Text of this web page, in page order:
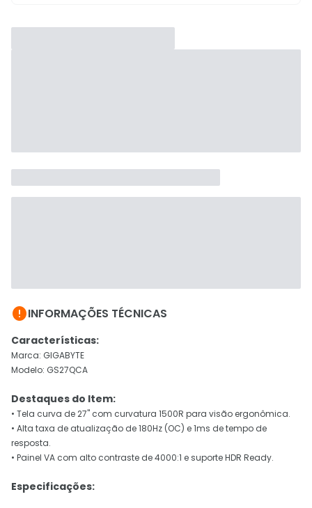
INFORMAÇÕES TÉCNICAS
Características:
Marca: GIGABYTE
Modelo: GS27QCA
Destaques do Item:
• Tela curva de 27" com curvatura 1500R para visão ergonômica.
• Alta taxa de atualização de 180Hz (OC) e 1ms de tempo de
resposta.
• Painel VA com alto contraste de 4000:1 e suporte HDR Ready.
Especificações: